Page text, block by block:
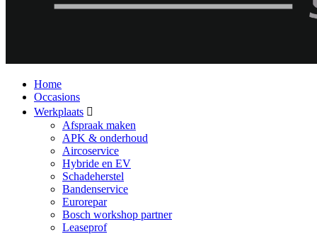
Home
Occasions
Werkplaats
Afspraak maken
APK & onderhoud
Aircoservice
Hybride en EV
Schadeherstel
Bandenservice
Eurorepar
Bosch workshop partner
Leaseprof